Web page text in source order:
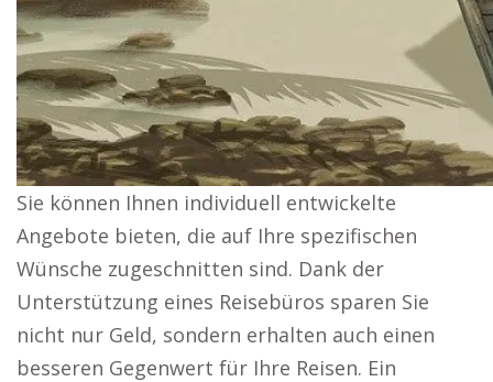
Sie können Ihnen individuell entwickelte
Angebote bieten, die auf Ihre spezifischen
Wünsche zugeschnitten sind. Dank der
Unterstützung eines Reisebüros sparen Sie
nicht nur Geld, sondern erhalten auch einen
besseren Gegenwert für Ihre Reisen. Ein